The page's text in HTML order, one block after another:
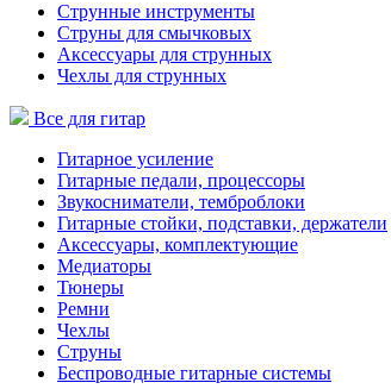
Струнные инструменты
Струны для смычковых
Аксессуары для струнных
Чехлы для струнных
Все для гитар
Гитарное усиление
Гитарные педали, процессоры
Звукосниматели, темброблоки
Гитарные стойки, подставки, держатели
Аксессуары, комплектующие
Медиаторы
Тюнеры
Ремни
Чехлы
Струны
Беспроводные гитарные системы